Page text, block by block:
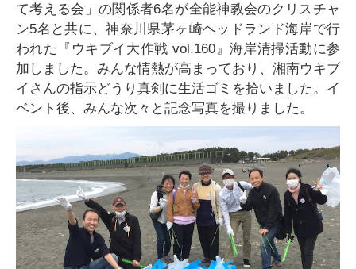
て考える会」の関係者6名が全能神教会のクリスチャ
ン5名と共に、神奈川県茅ヶ崎ヘッドランド海岸で行
われた『ウキブイ大作戦 vol.160』海岸清掃活動に参
加しました。みんな情熱が高まっており、湘南ウキブ
イさんの指示どうり真剣に生活ゴミを拾いました。イ
ベント後、みんな次々と記念写真を撮りました。